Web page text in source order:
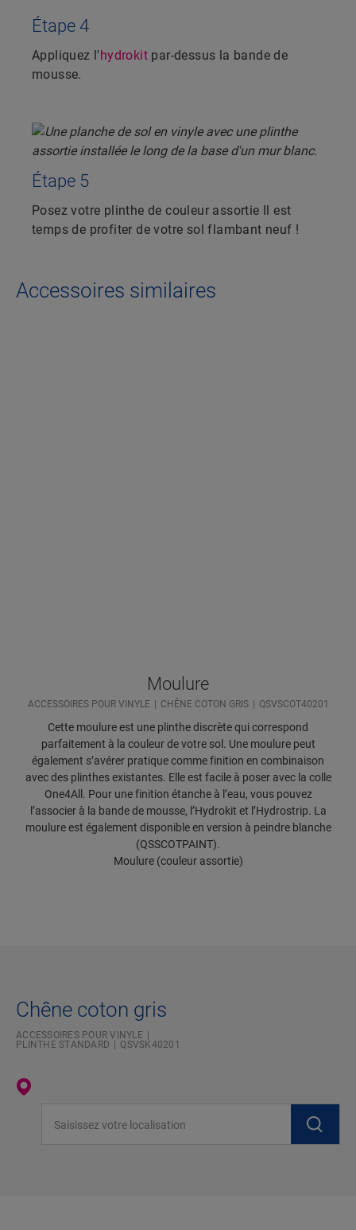
Étape 4
Appliquez l' hydrokit par-dessus la bande de
mousse.
Étape 5
Posez votre plinthe de couleur assortie Il est
temps de profiter de votre sol flambant neuf !
Accessoires similaires
Moulure
ACCESSOIRES POUR VINYLE CHÊNE COTON GRIS QSVSCOT40201
Cette moulure est une plinthe discrète qui correspond
parfaitement à la couleur de votre sol. Une moulure peut
également s’avérer pratique comme finition en combinaison
avec des plinthes existantes. Elle est facile à poser avec la colle
One4All. Pour une finition étanche à l’eau, vous pouvez
l’associer à la bande de mousse, l’Hydrokit et l’Hydrostrip. La
moulure est également disponible en version à peindre blanche
(QSSCOTPAINT).
Moulure (couleur assortie)
Chêne coton gris
ACCESSOIRES POUR VINYLE
PLINTHE STANDARD
QSVSK40201